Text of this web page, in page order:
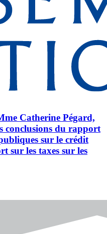
Catherine Pégard,
conclusions du rapport
sur le crédit
sur les taxes sur les